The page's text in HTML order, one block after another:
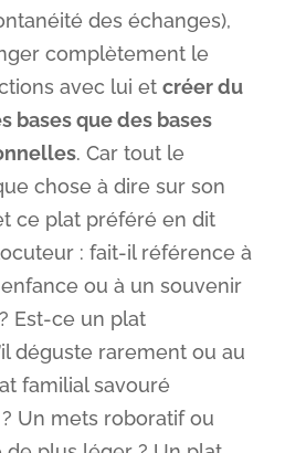
des échanges),
complètement le
avec lui et créer du
bases que des bases
. Car tout le
chose à dire sur son
ce plat préféré en dit
: fait-il référence à
ou à un souvenir
Est-ce un plat
déguste rarement ou au
familial savouré
Un mets roboratif ou